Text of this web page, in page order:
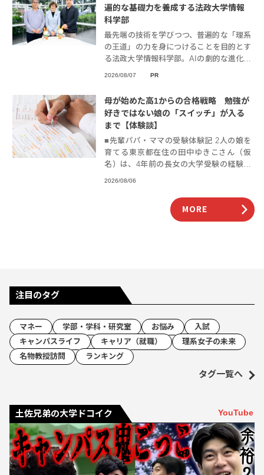
遍的な基礎力を養成する法政大学情報
科学部
最先端の技術を学びつつ、普遍的な「理系
の王道」の力を身につけることを目的とす
る法政大学情報科学部。AIの劇的な進化に
してどん
2026/08/07 PR
母が始めた高1からの合格戦略 勉強が
好きではない娘の「スイッチ」が入る
まで【体験談】
■先輩パパ・ママの受験体験記 2人の娘を
育てる東京都在住の田中ゆきこさん（仮
名）は、4年前の長女の大学受験の経験を
2026/08/06
MORE
注目のタグ
マネー 学部・学科・研究室 お悩み
入試
キャンパスライフ
キャリア（就職）
理系女子の未来
名物教授訪問
ランキング
タグ一覧へ
土佐兄弟の大学ドコイク YouTube